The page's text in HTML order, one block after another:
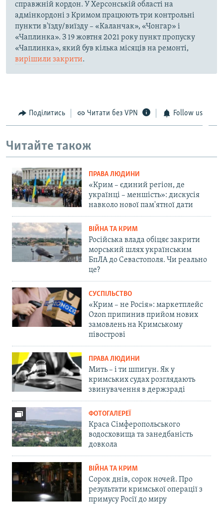
справжній кордон. У Херсонській області на
адмінкордоні з Кримом працюють три контрольні
пункти в'їзду/виїзду – «Каланчак», «Чонгар» і
«Чаплинка». З 19 жовтня 2021 року пункт пропуску
«Чаплинка», який був кілька місяців на ремонті,
вирішили закрити.
Поділитись Читати без VPN Follow us
Читайте також
ПРАВА ЛЮДИНИ
«Крим – єдиний регіон, де
українці – меншість»: дискусія
навколо нової пам'ятної дати
ВІЙНА ТА КРИМ
Російська влада обіцяє закрити
морський шлях українським
БпЛА до Севастополя. Чи реально
це?
СУСПІЛЬСТВО
«Крим – не Росія»: маркетплейс
Ozon припинив прийом нових
замовлень на Кримському
півострові
ПРАВА ЛЮДИНИ
Мить – і ти шпигун. Як у
кримських судах розглядають
звинувачення в держзраді
ФОТОГАЛЕРЕЇ
Краса Сімферопольського
водосховища та занедбаність
довкола
ВІЙНА ТА КРИМ
Сорок днів, сорок ночей. Про
результати кримської операції з
примусу Росії до миру